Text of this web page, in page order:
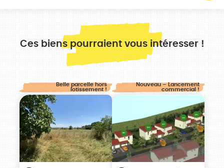
Ces biens pourraient vous intéresser !
Belle parcelle hors
lotissement !
Nouveau – Lancement
commercial !